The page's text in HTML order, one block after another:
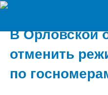
В Орловской
отменить
по